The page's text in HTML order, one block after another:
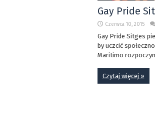
Gay Pride
Czerwca 10, 2015
Gay Pride Sitges
by uczcić
Maritimo
Czytaj więcej »